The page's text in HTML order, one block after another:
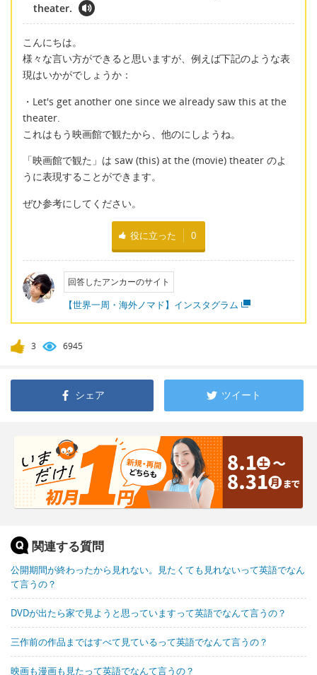
theater.
こんにちは。
様々な言い方ができると思いますが、例えば下記のような表
現はいかがでしょうか：
・Let's get another one since we already saw this at the
theater.
これはもう映画館で観たから、他のにしようね。
「映画館で観た」は saw (this) at the (movie) theater のよ
うに表現することができます。
ぜひ参考にしてください。
役に立った 0
回答したアンカーのサイト
【世界一周・海外ノマド】インスタグラム
3 6945
シェア ツイート
関連する質問
公開期間が終わったから見れない。見たくても見れないって英語でなん
て言うの？
DVDが出たら家で見ようと思っていますって英語でなんて言うの？
三作前の作品まではすべて見ているって英語でなんて言うの？
映画も漫画も見たって英語でなんて言うの？